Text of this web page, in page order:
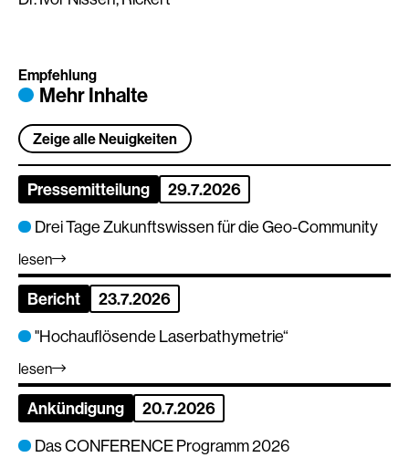
Mehr Inhalte
Empfehlung
Zeige alle Neuigkeiten
Drei Tage Zukunftswissen für die Geo-Community
Pressemitteilung 29.7.2026
lesen
"Hochauflösende Laserbathymetrie“
Bericht 23.7.2026
lesen
Das CONFERENCE Programm 2026
Ankündigung 20.7.2026